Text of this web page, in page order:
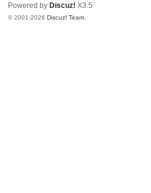
Powered by Discuz! X3.5
© 2001-2026Discuz! Team